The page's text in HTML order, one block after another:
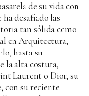
de su vida con
desafiado las
tan sólida como
en Arquitectura,
hasta su
la alta costura,
Laurent o Dior, su
con su reciente